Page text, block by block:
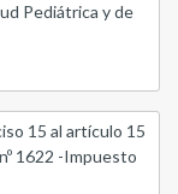
Pediátrica y de
15 al artículo 15
1622 -Impuesto